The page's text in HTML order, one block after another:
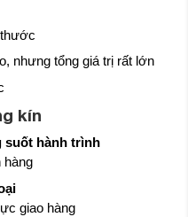
nhưng tổng giá trị rất lớn
kín
suốt hành trình
hàng
giao hàng